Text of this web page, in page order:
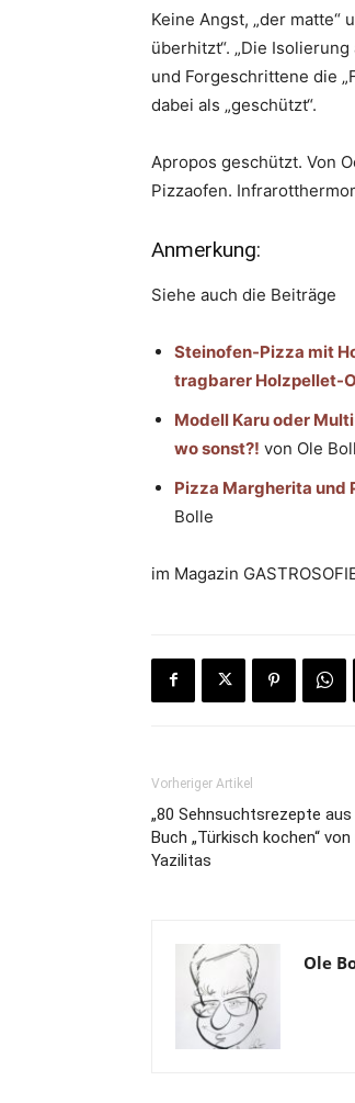
Keine Angst, „der matte“
überhitzt“. „Die
und Forgeschrittene die
dabei als „geschützt“.
Apropos geschützt. Von
Pizzaofen.
Anmerkung:
Siehe auch die Beiträge
Steinofen-Pizza mit
tragbarer Holzpellet-
Modell Karu oder
wo sonst?! von Ole
Pizza Margherita und
Bolle
im Magazin
Vorheriger Artikel
„80 Sehnsuchtsrezepte aus
Buch „Türkisch kochen“
Yazilitas
Ole